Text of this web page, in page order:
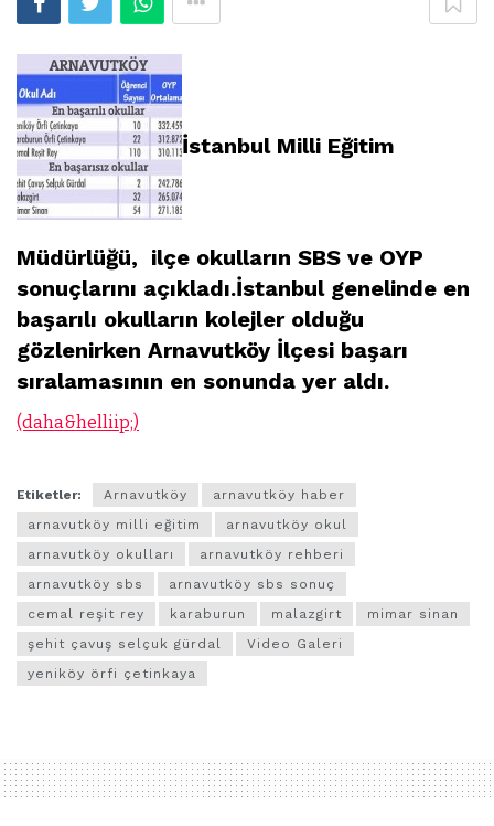
İstanbul Milli Eğitim
Müdürlüğü, ilçe okulların SBS ve OYP
sonuçlarını açıkladı.İstanbul genelinde en
başarılı okulların kolejler olduğu
gözlenirken Arnavutköy İlçesi başarı
sıralamasının en sonunda yer aldı.
(daha&helliip;)
Etiketler: Arnavutköy
arnavutköy haber
arnavutköy milli eğitim
arnavutköy okul
arnavutköy okulları
arnavutköy rehberi
arnavutköy sbs
arnavutköy sbs sonuç
cemal reşit rey
karaburun malazgirt
mimar sinan
şehit çavuş selçuk gürdal
Video Galeri
yeniköy örfi çetinkaya